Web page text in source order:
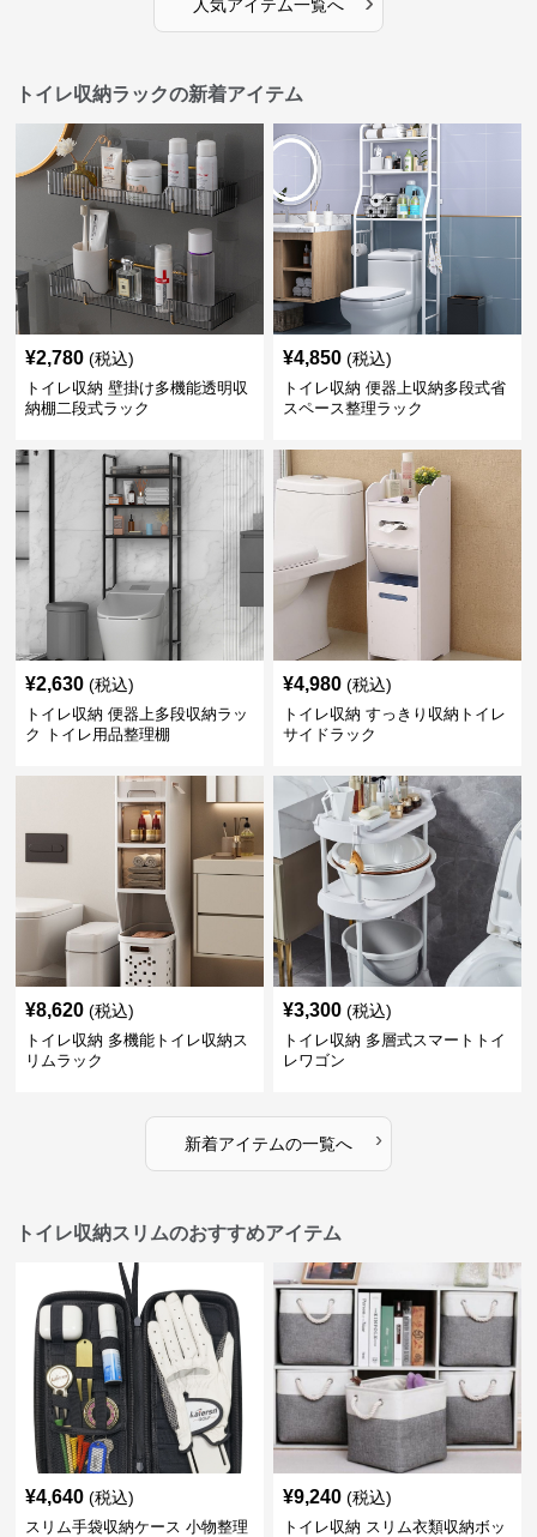
人気アイテム一覧へ
トイレ収納ラックの新着アイテム
¥2,780 (税込)
トイレ収納 壁掛け多機能透明収
納棚二段式ラック
¥4,850 (税込)
トイレ収納 便器上収納多段式省
スペース整理ラック
¥2,630 (税込)
トイレ収納 便器上多段収納ラッ
ク トイレ用品整理棚
¥4,980 (税込)
トイレ収納 すっきり収納トイレ
サイドラック
¥8,620 (税込)
トイレ収納 多機能トイレ収納ス
リムラック
¥3,300 (税込)
トイレ収納 多層式スマートトイ
レワゴン
新着アイテムの一覧へ ›
トイレ収納スリムのおすすめアイテム
¥4,640 (税込)
スリム手袋収納ケース 小物整理
¥9,240 (税込)
トイレ収納 スリム衣類収納ボッ